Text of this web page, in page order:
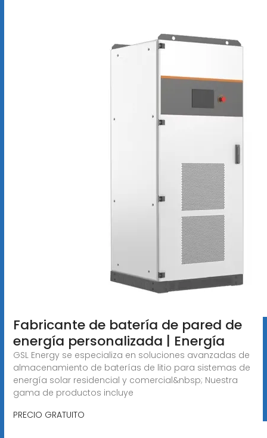
Fabricante de batería de pared de
energía personalizada | Energía
GSL Energy se especializa en soluciones avanzadas de
almacenamiento de baterías de litio para sistemas de
energía solar residencial y comercial&nbsp; Nuestra
gama de productos incluye
PRECIO GRATUITO